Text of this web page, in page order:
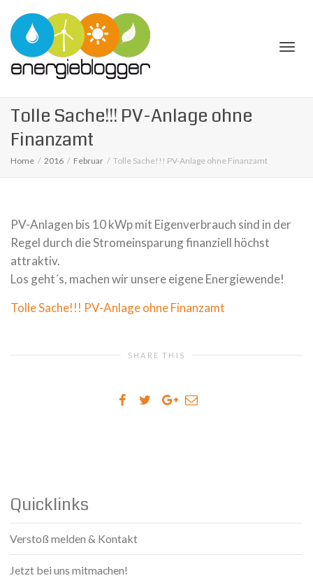
Tolle Sache!!! PV-Anlage ohne
Finanzamt
Home 2016 Februar Tolle Sache!!! PV-Anlage ohne Finanzamt
PV-Anlagen bis 10 kWp mit Eigenverbrauch sind in der
Regel durch die Stromeinsparung finanziell höchst
attraktiv.
Los geht´s, machen wir unsere eigene Energiewende!
Tolle Sache!!! PV-Anlage ohne Finanzamt
SHARE THIS
Quicklinks
Verstoß melden & Kontakt
Jetzt bei uns mitmachen!